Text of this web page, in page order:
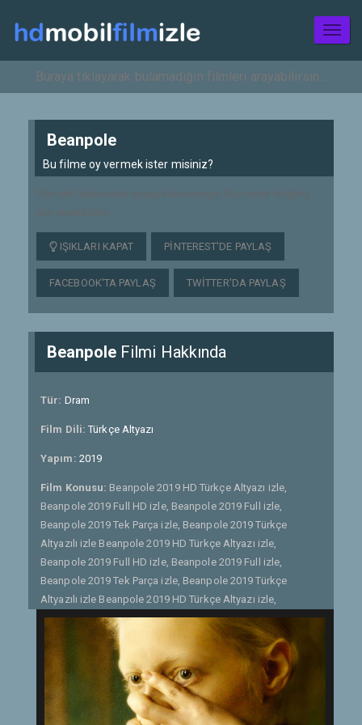
Beanpole
Bu filme oy vermek ister misiniz?
IŞIKLARI KAPAT PINTEREST'DE PAYLAŞ
FACEBOOK'TA PAYLAŞ TWITTER'DA PAYLAŞ
BeanpoleFilmi Hakkında
Tür: Dram
Film Dili:Türkçe Altyazı
Yapım: 2019
Film Konusu: Beanpole 2019 HD Türkçe Altyazı izle,
Beanpole 2019 Full HD izle, Beanpole 2019 Full izle,
Beanpole 2019 Tek Parça izle, Beanpole 2019 Türkçe
Altyazılı izle Beanpole 2019 HD Türkçe Altyazı izle,
Beanpole 2019 Full HD izle, Beanpole 2019 Full izle,
Beanpole 2019 Tek Parça izle, Beanpole 2019 Türkçe
Altyazılı izle Beanpole 2019 HD Türkçe Altyazı izle,
Beanpole 2019 Full HD izle, Beanpole 2019 Full izle,
Beanpole 2019 Tek Parça izle, Beanpole 2019 Türkçe
Altyazılı izle 1945, Leningrad. II. Dünya Savaşı şehri, binaları
ve yaşamları yıktı. Tarihi en kötü kuşatmalarından biri
nihayet bittiyse de, yaşam ve ölüm kalan enkazda
mücadelesine devam ediyor. İki genç kadın, İya ve Masha,